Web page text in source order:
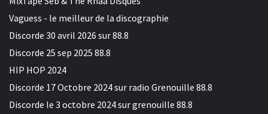
Vaguess - le meilleur de la discographie
Discorde 30 avril 2026 sur 88.8
Discorde 25 sep 2025 88.8
HIP HOP 2024
Discorde 17 Octobre 2024 sur radio Grenouille 88.8
Discorde le 3 octobre 2024 sur grenouille 88.8